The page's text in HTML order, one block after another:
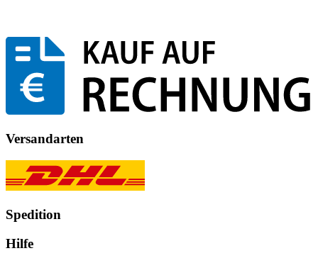
Versandarten
Spedition
Hilfe